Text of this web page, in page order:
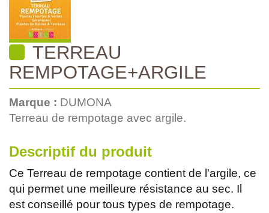
TERREAU
REMPOTAGE+ARGILE
Marque : DUMONA
Terreau de rempotage avec argile.
Descriptif du produit
Ce Terreau de rempotage contient de l'argile, ce
qui permet une meilleure résistance au sec. Il
est conseillé pour tous types de rempotage.